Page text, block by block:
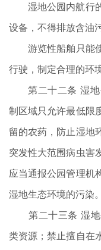
湿地公园内航行
设备，不得排放含油
游览性船舶只能使
行驶，制定合理的环
第二十二条 湿
制区域只允许最低限
留的农药，防止湿地
突发性大范围病虫害
应当通报公园管理机
湿地生态环境的污染。
第二十三条 湿地
类资源；禁止擅自在